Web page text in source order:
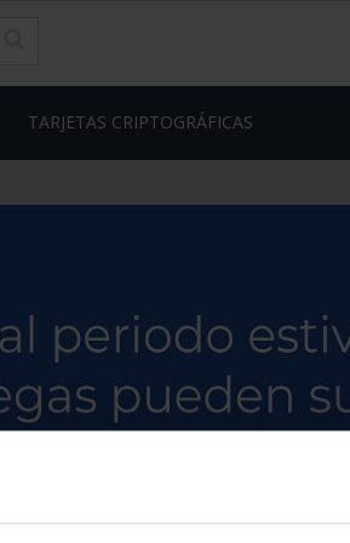
TARJETAS CRIPTOGRÁFICAS